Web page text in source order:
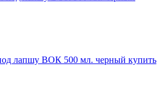
лапшу ВОК 500 мл. черный купить